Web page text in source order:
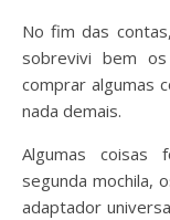
No fim das
sobrevivi bem
comprar algumas
nada demais.
Algumas coisas
segunda mochila,
adaptador